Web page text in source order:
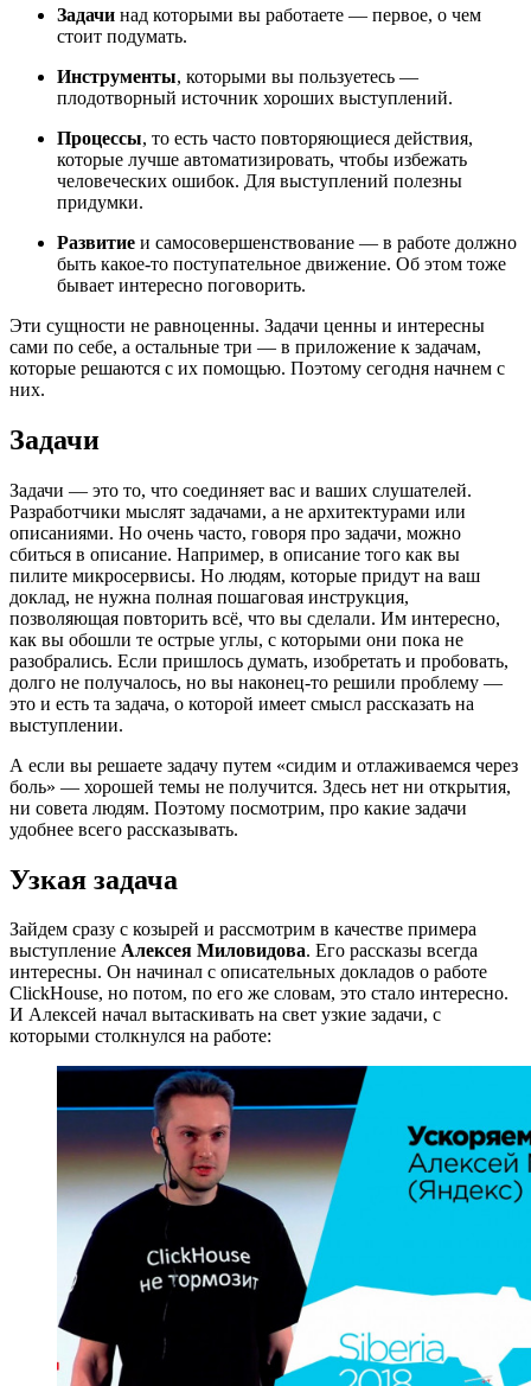
Задачи над которыми вы работаете — первое, о чем
стоит подумать.
Инструменты, которыми вы пользуетесь —
плодотворный источник хороших выступлений.
Процессы, то есть часто повторяющиеся действия,
которые лучше автоматизировать, чтобы избежать
человеческих ошибок. Для выступлений полезны
придумки.
Развитие и самосовершенствование — в работе должно
быть какое-то поступательное движение. Об этом тоже
бывает интересно поговорить.
Эти сущности не равноценны. Задачи ценны и интересны
сами по себе, а остальные три — в приложение к задачам,
которые решаются с их помощью. Поэтому сегодня начнем с
них.
Задачи
Задачи — это то, что соединяет вас и ваших слушателей.
Разработчики мыслят задачами, а не архитектурами или
описаниями. Но очень часто, говоря про задачи, можно
сбиться в описание. Например, в описание того как вы
пилите микросервисы. Но людям, которые придут на ваш
доклад, не нужна полная пошаговая инструкция,
позволяющая повторить всё, что вы сделали. Им интересно,
как вы обошли те острые углы, с которыми они пока не
разобрались. Если пришлось думать, изобретать и пробовать,
долго не получалось, но вы наконец-то решили проблему —
это и есть та задача, о которой имеет смысл рассказать на
выступлении.
А если вы решаете задачу путем «сидим и отлаживаемся через
боль» — хорошей темы не получится. Здесь нет ни открытия,
ни совета людям. Поэтому посмотрим, про какие задачи
удобнее всего рассказывать.
Узкая задача
Зайдем сразу с козырей и рассмотрим в качестве примера
выступление Алексея Миловидова. Его рассказы всегда
интересны. Он начинал с описательных докладов о работе
ClickHouse, но потом, по его же словам, это стало интересно.
И Алексей начал вытаскивать на свет узкие задачи, с
которыми столкнулся на работе: